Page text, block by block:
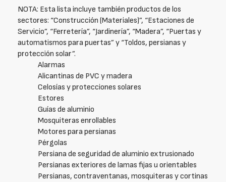
NOTA: Esta lista incluye también productos de los
sectores: “Construcción (Materiales)”, “Estaciones de
Servicio”, “Ferretería”, “Jardinería”, “Madera”, “Puertas y
automatismos para puertas” y “Toldos, persianas y
protección solar”.
Alarmas
Alicantinas de PVC y madera
Celosías y protecciones solares
Estores
Guías de aluminio
Mosquiteras enrollables
Motores para persianas
Pérgolas
Persiana de seguridad de aluminio extrusionado
Persianas exteriores de lamas fijas u orientables
Persianas, contraventanas, mosquiteras y cortinas